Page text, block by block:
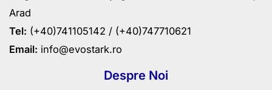
Arad
Tel: (+40)741105142 / (+40)747710621
Email: info@evostark.ro
Despre Noi